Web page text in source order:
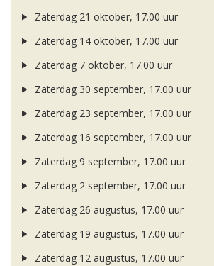
Zaterdag 21 oktober, 17.00 uur
Zaterdag 14 oktober, 17.00 uur
Zaterdag 7 oktober, 17.00 uur
Zaterdag 30 september, 17.00 uur
Zaterdag 23 september, 17.00 uur
Zaterdag 16 september, 17.00 uur
Zaterdag 9 september, 17.00 uur
Zaterdag 2 september, 17.00 uur
Zaterdag 26 augustus, 17.00 uur
Zaterdag 19 augustus, 17.00 uur
Zaterdag 12 augustus, 17.00 uur